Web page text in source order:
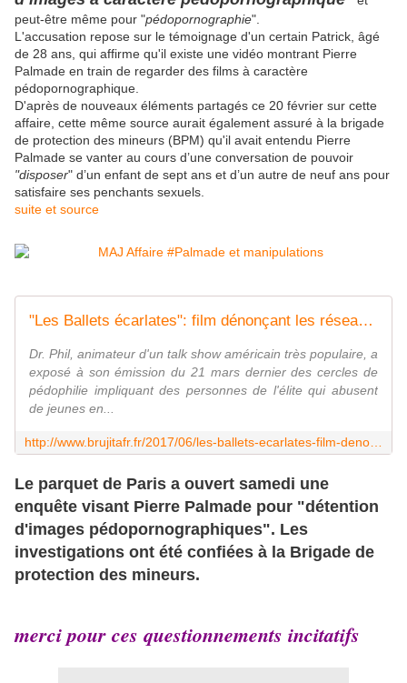
peut-être même pour "pédopornographie".
L'accusation repose sur le témoignage d'un certain Patrick, âgé
de 28 ans, qui affirme qu'il existe une vidéo montrant Pierre
Palmade en train de regarder des films à caractère
pédopornographique.
D'après de nouveaux éléments partagés ce 20 février sur cette
affaire, cette même source aurait également assuré à la brigade
de protection des mineurs (BPM) qu'il avait entendu Pierre
Palmade se vanter au cours d’une conversation de pouvoir
"disposer" d’un enfant de sept ans et d’un autre de neuf ans pour
satisfaire ses penchants sexuels.
suite et source
"Les Ballets écarlates": film dénonçant les réseaux pédophiles et la pédocriminalité en France - MOINS de BIENS PLUS de LIENS
Dr. Phil, animateur d'un talk show américain très populaire, a
exposé à son émission du 21 mars dernier des cercles de
pédophilie impliquant des personnes de l'élite qui abusent
de jeunes en...
Le parquet de Paris a ouvert samedi une
enquête visant Pierre Palmade pour "détention
d'images pédopornographiques". Les
investigations ont été confiées à la Brigade de
protection des mineurs.
merci pour ces questionnements incitatifs